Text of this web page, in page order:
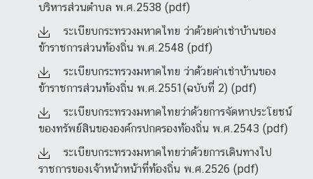
บริหารส่วนตำบล พ.ศ.2538 (pdf)
ระเบียบกระทรวงมหาดไทย ว่าด้วยค่าเช่าบ้านของ
ข้าราชการส่วนท้องถิ่น พ.ศ.2548 (pdf)
ระเบียบกระทรวงมหาดไทย ว่าด้วยค่าเช่าบ้านของ
ข้าราชการส่วนท้องถิ่น พ.ศ.2551(ฉบับที่ 2) (pdf)
ระเบียบกระทรวงมหาดไทยว่าด้วยการจัดหาประโยชน์
ของทรัพย์สินขององค์กรปกครองท้องถิ่น พ.ศ.2543 (pdf)
ระเบียบกระทรวงมหาดไทยว่าด้วยการเดินทางไป
ราชการของเจ้าหน้าหน้าที่ท้องถิ่น พ.ศ.2526 (pdf)